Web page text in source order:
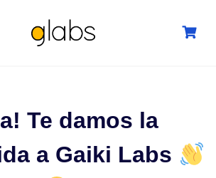
Te damos la
a Gaiki Labs